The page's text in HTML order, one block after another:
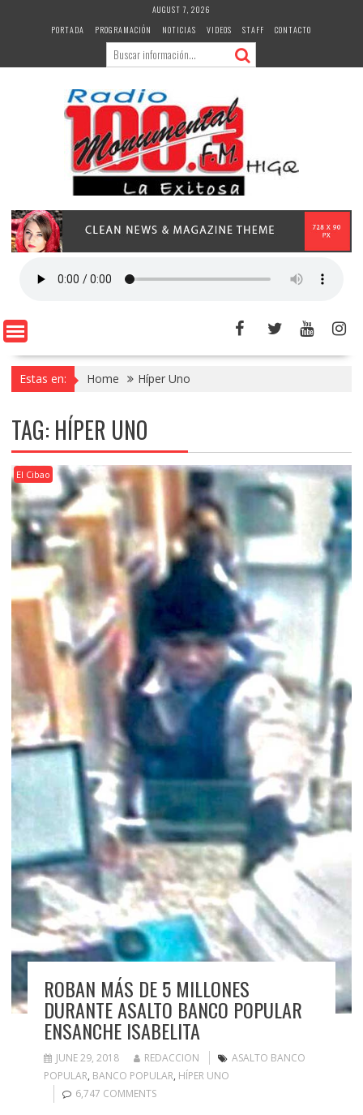
AUGUST 7, 2026
PORTADA
PROGRAMACIÓN NOTICIAS VIDEOS STAFF CONTACTO
Estas en: Home Híper Uno
TAG: HÍPER UNO
El Cibao
ROBAN MÁS DE 5 MILLONES
DURANTE ASALTO BANCO POPULAR
ENSANCHE ISABELITA
JUNE 29, 2018 REDACCION
ASALTO BANCO
POPULAR, BANCO POPULAR, HÍPER UNO
6,747 COMMENTS